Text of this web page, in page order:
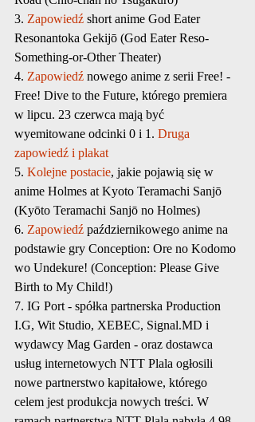
3. Zapowiedź short anime God Eater
Resonantoka Gekijō (God Eater Reso-
Something-or-Other Theater)
4. Zapowiedź nowego anime z serii Free! -
Free! Dive to the Future, którego premiera
w lipcu. 23 czerwca mają być
wyemitowane odcinki 0 i 1. Druga
zapowiedź i plakat
5. Kolejne postacie, jakie pojawią się w
anime Holmes at Kyoto Teramachi Sanjō
(Kyōto Teramachi Sanjō no Holmes)
6. Zapowiedź październikowego anime na
podstawie gry Conception: Ore no Kodomo
wo Undekure! (Conception: Please Give
Birth to My Child!)
7. IG Port - spółka partnerska Production
I.G, Wit Studio, XEBEC, Signal.MD i
wydawcy Mag Garden - oraz dostawca
usług internetowych NTT Plala ogłosili
nowe partnerstwo kapitałowe, którego
celem jest produkcja nowych treści. W